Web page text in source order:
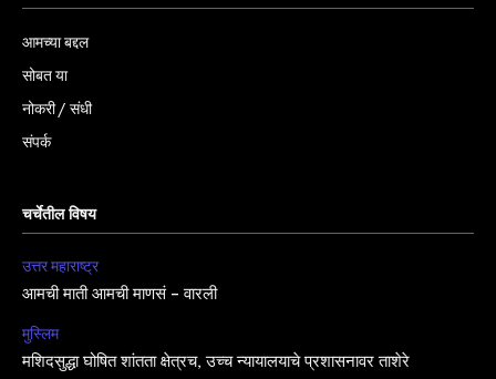
आमच्या बद्दल
सोबत या
नोकरी / संधी
संपर्क
चर्चेतील विषय
उत्तर महाराष्ट्र
आमची माती आमची माणसं – वारली
मुस्लिम
मशिदसुद्धा घोषित शांतता क्षेत्रच, उच्च न्यायालयाचे प्रशासनावर ताशेरे